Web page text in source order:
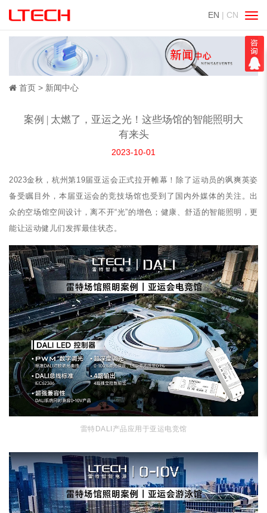
EN | CN
切
换
导
航
首页 新闻中心
案例 | 太燃了，亚运之光！这些场馆的智能照明大
有来头
2023-10-01
2023金秋，杭州第19届亚运会正式拉开帷幕！除了运动员的飒爽英姿
备受瞩目外，本届亚运会的竞技场馆也受到了国内外媒体的关注。出
众的空场馆空间设计，离不开“光”的增色；健康、舒适的智能照明，更
能让运动健儿们发挥最佳状态。
雷特DALI产品应用于亚运电竞馆